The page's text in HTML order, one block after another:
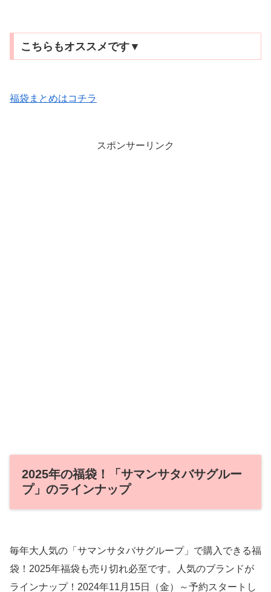
こちらもオススメです▼
福袋まとめはコチラ
スポンサーリンク
2025年の福袋！「サマンサタバサグルー
プ」のラインナップ
毎年大人気の「サマンサタバサグループ」で購入できる福
袋！2025年福袋も売り切れ必至です。人気のブランドが
ラインナップ！2024年11月15日（金）～予約スタートし